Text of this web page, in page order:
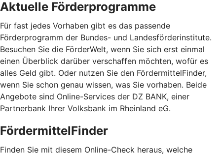
Aktuelle Förderprogramme
Für fast jedes Vorhaben gibt es das passende
Förderprogramm der Bundes- und Landesförderinstitute.
Besuchen Sie die FörderWelt, wenn Sie sich erst einmal
einen Überblick darüber verschaffen möchten, wofür es
alles Geld gibt. Oder nutzen Sie den FördermittelFinder,
wenn Sie schon genau wissen, was Sie vorhaben. Beide
Angebote sind Online-Services der DZ BANK, einer
Partnerbank Ihrer Volksbank im Rheinland eG.
FördermittelFinder
Finden Sie mit diesem Online-Check heraus, welche